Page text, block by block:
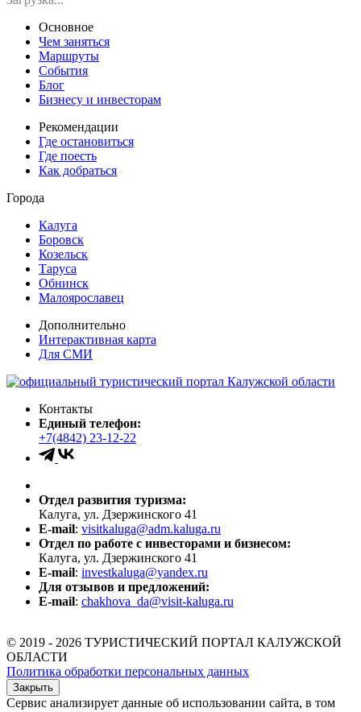
Основное
Чем заняться
Маршруты
События
Блог
Бизнесу и инвесторам
Рекомендации
Где остановиться
Где поесть
Как добраться
Города
Калуга
Боровск
Козельск
Таруса
Обнинск
Малоярославец
Дополнительно
Интерактивная карта
Для СМИ
Контакты
Единый телефон:
+7(4842) 23-12-22
Отдел развития туризма:
Калуга, ул. Дзержинского 41
E-mail: visitkaluga@adm.kaluga.ru
Отдел по работе с инвесторами и бизнесом:
Калуга, ул. Дзержинского 41
E-mail: investkaluga@yandex.ru
Для отзывов и предложений:
E-mail: chakhova_da@visit-kaluga.ru
© 2019 - 2026 ТУРИСТИЧЕСКИЙ ПОРТАЛ КАЛУЖСКОЙ
ОБЛАСТИ
Политика обработки персональных данных
Закрыть
Сервис анализирует данные об использовании сайта, в том